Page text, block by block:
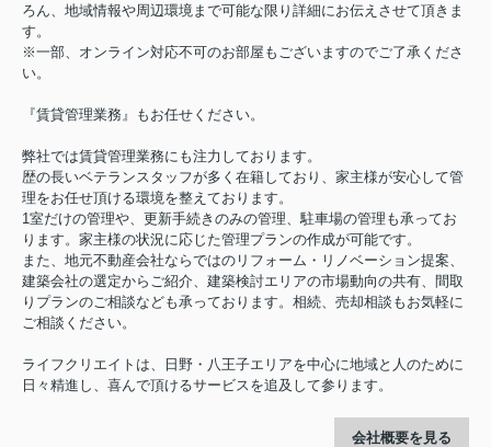
ろん、地域情報や周辺環境まで可能な限り詳細にお伝えさせて頂きま
す。
※一部、オンライン対応不可のお部屋もございますのでご了承くださ
い。
『賃貸管理業務』もお任せください。
弊社では賃貸管理業務にも注力しております。
歴の長いベテランスタッフが多く在籍しており、家主様が安心して管
理をお任せ頂ける環境を整えております。
1室だけの管理や、更新手続きのみの管理、駐車場の管理も承ってお
ります。家主様の状況に応じた管理プランの作成が可能です。
また、地元不動産会社ならではのリフォーム・リノベーション提案、
建築会社の選定からご紹介、建築検討エリアの市場動向の共有、間取
りプランのご相談なども承っております。相続、売却相談もお気軽に
ご相談ください。
ライフクリエイトは、日野・八王子エリアを中心に地域と人のために
日々精進し、喜んで頂けるサービスを追及して参ります。
会社概要を見る